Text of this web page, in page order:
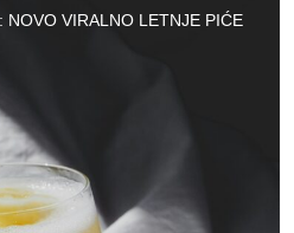
NOVO VIRALNO LETNJE PIĆE